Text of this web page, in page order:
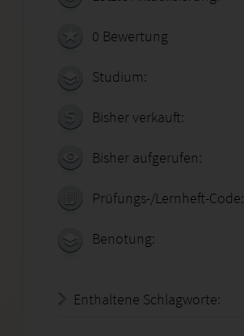
0 Bewertung
Studium:
Bisher verkauft:
Bisher aufgerufen:
Prüfungs-/Lernheft-Code:
Benotung:
Enthaltene Schlagworte: